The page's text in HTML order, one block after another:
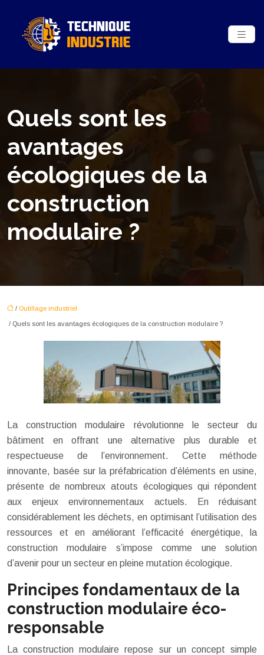
Quels sont les
avantages
écologiques de la
construction
modulaire ?
/ Outillage industriel
/ Quels sont les avantages écologiques de la construction modulaire ?
La construction modulaire révolutionne le secteur du
bâtiment en offrant une alternative plus durable et
respectueuse de l’environnement. Cette méthode
innovante, basée sur la préfabrication d’éléments en usine,
présente de nombreux atouts écologiques qui répondent
aux enjeux environnementaux actuels. En réduisant
considérablement les déchets, en optimisant l’utilisation des
ressources et en améliorant l’efficacité énergétique, la
construction modulaire s’impose comme une solution
d’avenir pour un secteur en pleine mutation écologique.
Principes fondamentaux de la
construction modulaire éco-
responsable
La construction modulaire repose sur un concept simple